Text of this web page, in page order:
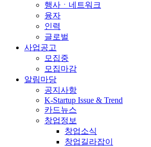
행사ㆍ네트워크
융자
인력
글로벌
사업공고
모집중
모집마감
알림마당
공지사항
K-Startup Issue & Trend
카드뉴스
창업정보
창업소식
창업길라잡이